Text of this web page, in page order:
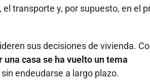
transporte y, por supuesto, en el
sus decisiones de vivienda.
casa se ha vuelto un tema
endeudarse a largo plazo.